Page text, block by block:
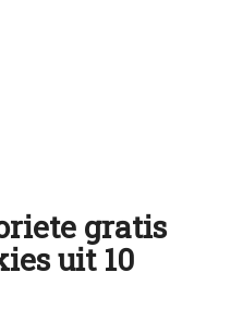
gratis
uit 10